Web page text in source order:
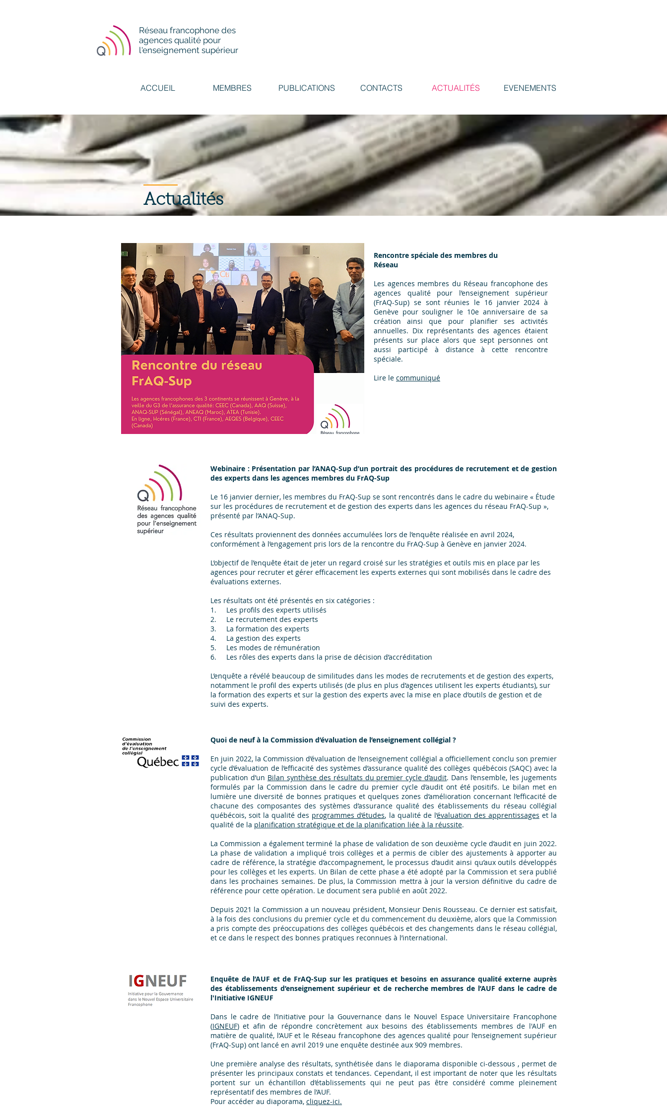
Réseau francophone des
agences qualité pour
l'enseignement supérieur
ACCUEIL MEMBRES PUBLICATIONS CONTACTS ACTUALITÉS EVENEMENTS
Actualités
Rencontre spéciale des membres du
Réseau
Les agences membres du Réseau francophone des
agences qualité pour l’enseignement supérieur
(FrAQ-Sup) se sont réunies le 16 janvier 2024 à
Genève pour souligner le 10e anniversaire de sa
création ainsi que pour planifier ses activités
annuelles. Dix représentants des agences étaient
présents sur place alors que sept personnes ont
aussi participé à distance à cette rencontre
spéciale.
Lire le communiqué
Webinaire : Présentation par l’ANAQ-Sup d’un portrait des procédures de recrutement et de gestion
des experts dans les agences membres du FrAQ-Sup
Le 16 janvier dernier, les membres du FrAQ-Sup se sont rencontrés dans le cadre du webinaire « Étude
sur les procédures de recrutement et de gestion des experts dans les agences du réseau FrAQ-Sup »,
présenté par l’ANAQ-Sup.
Ces résultats proviennent des données accumulées lors de l’enquête réalisée en avril 2024,
conformément à l’engagement pris lors de la rencontre du FrAQ-Sup à Genève en janvier 2024.
L’objectif de l’enquête était de jeter un regard croisé sur les stratégies et outils mis en place par les
agences pour recruter et gérer efficacement les experts externes qui sont mobilisés dans le cadre des
évaluations externes.
Les résultats ont été présentés en six catégories :
1. Les profils des experts utilisés
2. Le recrutement des experts
3. La formation des experts
4. La gestion des experts
5. Les modes de rémunération
6. Les rôles des experts dans la prise de décision d’accréditation
L’enquête a révélé beaucoup de similitudes dans les modes de recrutements et de gestion des experts,
notamment le profil des experts utilisés (de plus en plus d’agences utilisent les experts étudiants), sur
la formation des experts et sur la gestion des experts avec la mise en place d’outils de gestion et de
suivi des experts.
Quoi de neuf à la Commission d’évaluation de l’enseignement collégial ?
En juin 2022, la Commission d’évaluation de l’enseignement collégial a officiellement conclu son premier
cycle d’évaluation de l’efficacité des systèmes d’assurance qualité des collèges québécois (SAQC) avec la
publication d’un Bilan synthèse des résultats du premier cycle d’audit. Dans l’ensemble, les jugements
formulés par la Commission dans le cadre du premier cycle d’audit ont été positifs. Le bilan met en
lumière une diversité de bonnes pratiques et quelques zones d’amélioration concernant l’efficacité de
chacune des composantes des systèmes d’assurance qualité des établissements du réseau collégial
québécois, soit la qualité des programmes d’études, la qualité de l’évaluation des apprentissages et la
qualité de la planification stratégique et de la planification liée à la réussite.
La Commission a également terminé la phase de validation de son deuxième cycle d’audit en juin 2022.
La phase de validation a impliqué trois collèges et a permis de cibler des ajustements à apporter au
cadre de référence, la stratégie d’accompagnement, le processus d’audit ainsi qu’aux outils développés
pour les collèges et les experts. Un Bilan de cette phase a été adopté par la Commission et sera publié
dans les prochaines semaines. De plus, la Commission mettra à jour la version définitive du cadre de
référence pour cette opération. Le document sera publié en août 2022.
Depuis 2021 la Commission a un nouveau président, Monsieur Denis Rousseau. Ce dernier est satisfait,
à la fois des conclusions du premier cycle et du commencement du deuxième, alors que la Commission
a pris compte des préoccupations des collèges québécois et des changements dans le réseau collégial,
et ce dans le respect des bonnes pratiques reconnues à l’international.
Enquête de l’AUF et de FrAQ-Sup sur les pratiques et besoins en assurance qualité externe auprès
des établissements d’enseignement supérieur et de recherche membres de l’AUF dans le cadre de
l'Initiative IGNEUF
Dans le cadre de l’Initiative pour la Gouvernance dans le Nouvel Espace Universitaire Francophone
(IGNEUF) et afin de répondre concrètement aux besoins des établissements membres de l'AUF en
matière de qualité, l’AUF et le Réseau francophone des agences qualité pour l’enseignement supérieur
(FrAQ-Sup) ont lancé en avril 2019 une enquête destinée aux 909 membres.
Une première analyse des résultats, synthétisée dans le diaporama disponible ci-dessous , permet de
présenter les principaux constats et tendances. Cependant, il est important de noter que les résultats
portent sur un échantillon d’établissements qui ne peut pas être considéré comme pleinement
représentatif des membres de l’AUF.
Pour accéder au diaporama, cliquez-ici.